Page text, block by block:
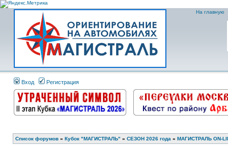
На главную
Вход Регистрация
Список форумов » Кубок "МАГИСТРАЛЬ" » СЕЗОН 2026 года » МАГИСТРАЛЬ ON-